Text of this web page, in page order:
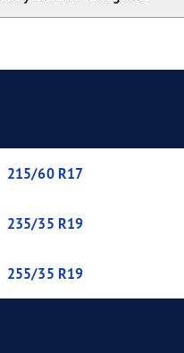
215/60 R17
235/35 R19
255/35 R19